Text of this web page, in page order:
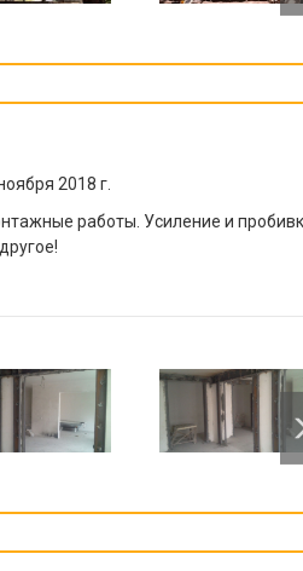
2018 г.
работы. Усиление и